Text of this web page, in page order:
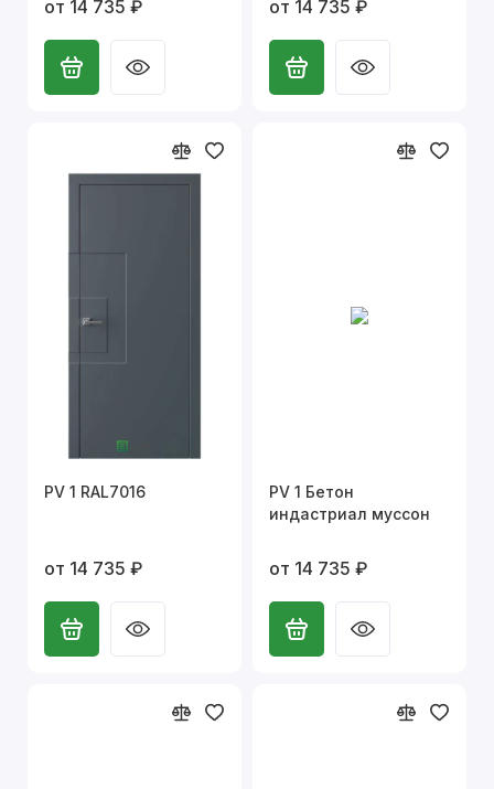
от 14 735 ₽ от 14 735 ₽
PV 1 RAL7016
от 14 735 ₽
PV 1 Бетон
индастриал муссон
от 14 735 ₽